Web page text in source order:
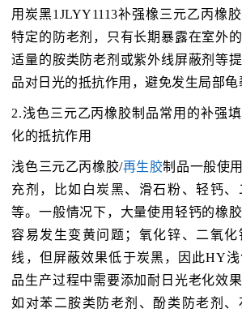
用炭黑1JLYY1113补强橡三元乙丙橡
特定的防老剂，只有长期暴露在室外
适量的胺类防老剂或紫外线屏蔽剂等
品对日光的抵抗作用，避免发生局部龟
2.浅色三元乙丙橡胶制品常用的补强
化的抵抗作用
浅色三元乙丙橡胶/再生胶制品一般使
充剂，比如白炭黑、滑石粉、轻钙
等。一般情况下，大量使用轻钙的橡
容易发生变黄问题；氧化锌、二氧
线，但屏蔽效果低于炭黑，因此HY浅
品生产过程中需要添加耐日光老化效
如对苯二胺类防老剂、酚类防老剂